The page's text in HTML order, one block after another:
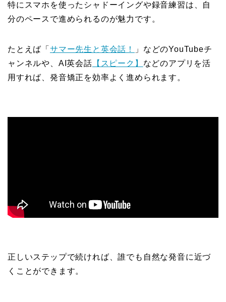
特にスマホを使ったシャドーイングや録音練習は、自
分のペースで進められるのが魅力です。
たとえば「 サマー先生と英会話！
」などのYouTubeチ
ャンネルや、AI英会話 【スピーク】 などのアプリを活
用すれば、発音矯正を効率よく進められます。
正しいステップで続ければ、誰でも自然な発音に近づ
くことができます。